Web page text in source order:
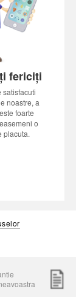
fericiți
satisfacuti
noastre, a
foarte
o
placuta.